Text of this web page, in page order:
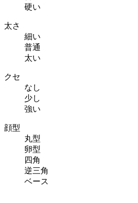
硬い
太さ
細い
普通
太い
クセ
なし
少し
強い
顔型
丸型
卵型
四角
逆三角
ベース